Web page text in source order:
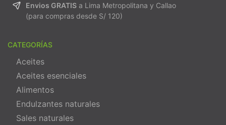
Envios GRATIS a Lima Metropolitana y Callao
(para compras desde S/ 120)
CATEGORÍAS
Aceites
Aceites esenciales
Alimentos
Endulzantes naturales
Sales naturales